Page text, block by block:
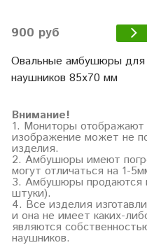
900 руб
Овальные амбушюры для
наушников 85x70 мм
Внимание!
1. Мониторы отображают
изображение может не
изделия.
2. Амбушюры имеют
могут отличаться на 1-
3. Амбушюры продаются
штуки).
4. Все изделия
и она не имеет каких-
являются
наушников.